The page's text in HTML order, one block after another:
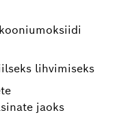
lihvimiseks
jaoks